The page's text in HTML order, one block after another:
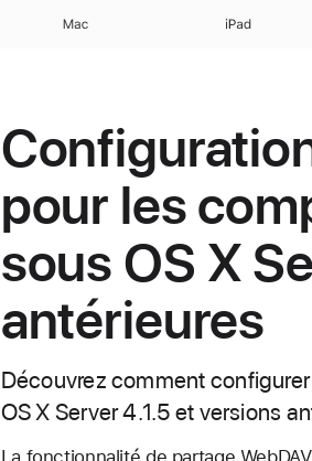
Mac iPad
pour les
sous OS X
antérieures
Découvrez comment
OS X Server 4.1.5 et versions
La fonctionnalité de partage